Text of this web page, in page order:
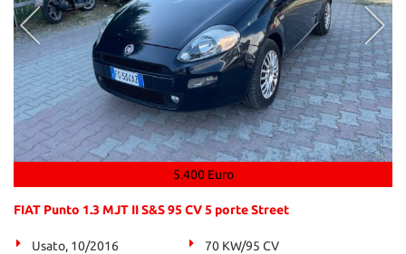
5.400 Euro
FIAT Punto 1.3 MJT II S&S 95 CV 5 porte Street
Usato, 10/2016
70 KW/95 CV